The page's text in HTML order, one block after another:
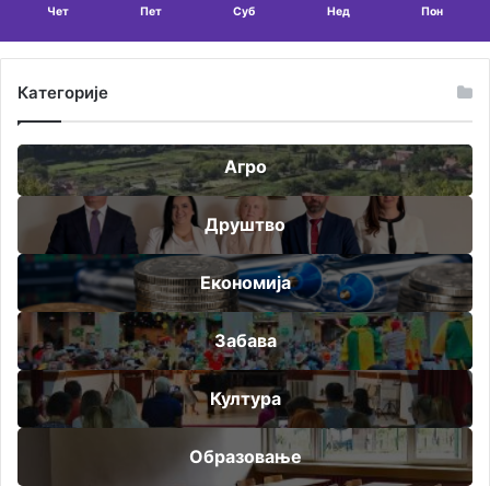
Чет Пет Суб Нед Пон
Категорије
Агро
Друштво
Економија
Забава
Култура
Образовање